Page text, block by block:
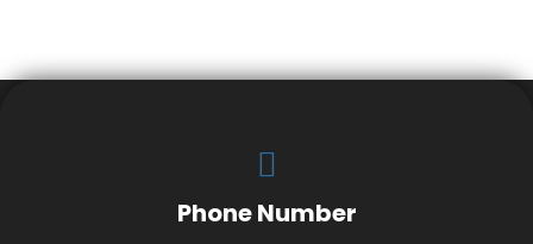
Phone Number